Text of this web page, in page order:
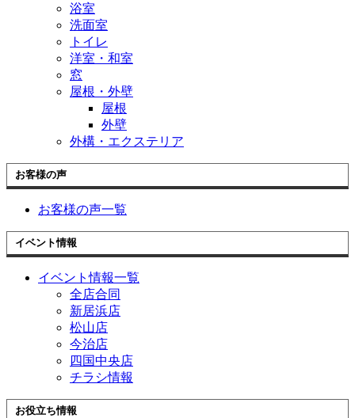
浴室
洗面室
トイレ
洋室・和室
窓
屋根・外壁
屋根
外壁
外構・エクステリア
お客様の声
お客様の声一覧
イベント情報
イベント情報一覧
全店合同
新居浜店
松山店
今治店
四国中央店
チラシ情報
お役立ち情報